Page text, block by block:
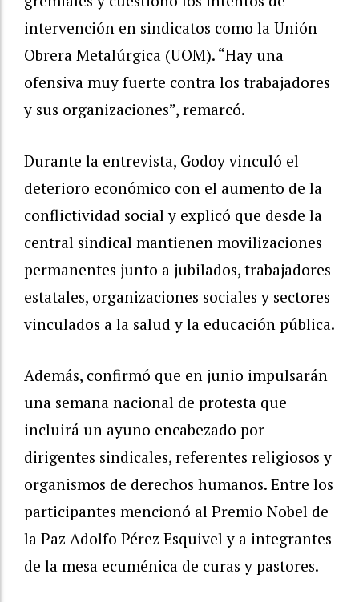
intervención en sindicatos como la Unión
Obrera Metalúrgica (UOM). “Hay una
ofensiva muy fuerte contra los trabajadores
y sus organizaciones”, remarcó.
Durante la entrevista, Godoy vinculó el
deterioro económico con el aumento de la
conflictividad social y explicó que desde la
central sindical mantienen movilizaciones
permanentes junto a jubilados, trabajadores
estatales, organizaciones sociales y sectores
vinculados a la salud y la educación pública.
Además, confirmó que en junio impulsarán
una semana nacional de protesta que
incluirá un ayuno encabezado por
dirigentes sindicales, referentes religiosos y
organismos de derechos humanos. Entre los
participantes mencionó al Premio Nobel de
la Paz Adolfo Pérez Esquivel y a integrantes
de la mesa ecuménica de curas y pastores.